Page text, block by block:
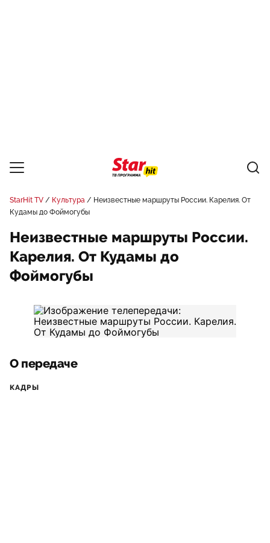
StarHit TV Культура
Неизвестные маршруты России. Карелия. От
Кудамы до Фоймогубы
Неизвестные маршруты России.
Карелия. От Кудамы до
Фоймогубы
О передаче
КАДРЫ